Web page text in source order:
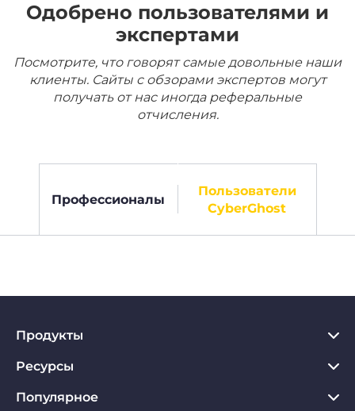
Одобрено пользователями и
экспертами
Посмотрите, что говорят самые довольные наши
клиенты. Сайты с обзорами экспертов могут
получать от нас иногда реферальные
отчисления.
Профессионалы
Пользователи
CyberGhost
Продукты
VPN для PC
VPN для Chrome
Ресурсы
Что такое VPN
Популярное